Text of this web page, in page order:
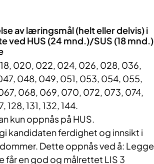
av læringsmål (helt eller delvis) i
HUS (24 mnd.)/SUS (18 mnd.)
020, 022, 024, 026, 028, 036,
048, 049, 051, 053, 054, 055,
068, 069, 070, 072, 073, 074,
128, 131, 132, 144.
kun oppnås på HUS.
kandidaten ferdighet og innsikt i
Dette oppnås ved å: Legge
en god og målrettet LIS 3